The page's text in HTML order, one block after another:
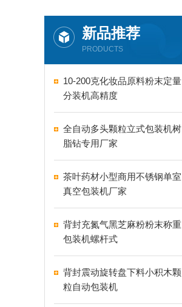
新品推荐
PRODUCTS
10-200克化妆品原料粉末定量
分装机高精度
全自动多头颗粒立式包装机树
脂钻专用厂家
茶叶药材小型商用不锈钢单室
真空包装机厂家
背封充氮气黑芝麻粉粉末称重
包装机螺杆式
背封震动旋转盘下料小积木颗
粒自动包装机